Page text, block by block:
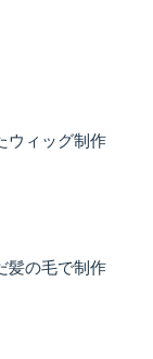
ウィッグ制作
髪の毛で制作